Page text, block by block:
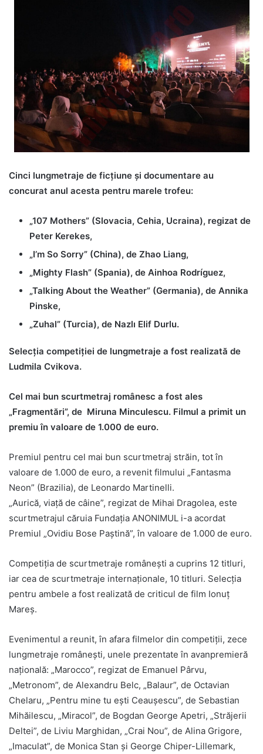
Cinci lungmetraje de ficțiune și documentare au
concurat anul acesta pentru marele trofeu:
„107 Mothers” (Slovacia, Cehia, Ucraina), regizat de
Peter Kerekes,
„I’m So Sorry” (China), de Zhao Liang,
„Mighty Flash” (Spania), de Ainhoa Rodríguez,
„Talking About the Weather” (Germania), de Annika
Pinske,
„Zuhal” (Turcia), de Nazlı Elif Durlu.
Selecția competiției de lungmetraje a fost realizată de
Ludmila Cvikova.
Cel mai bun scurtmetraj românesc a fost ales
„Fragmentări”, de Miruna Minculescu. Filmul a primit un
premiu în valoare de 1.000 de euro.
Premiul pentru cel mai bun scurtmetraj străin, tot în
valoare de 1.000 de euro, a revenit filmului „Fantasma
Neon” (Brazilia), de Leonardo Martinelli.
„Aurică, viață de câine”, regizat de Mihai Dragolea, este
scurtmetrajul căruia Fundația ANONIMUL i-a acordat
Premiul „Ovidiu Bose Paștină”, în valoare de 1.000 de euro.
Competiția de scurtmetraje românești a cuprins 12 titluri,
iar cea de scurtmetraje internaționale, 10 titluri. Selecția
pentru ambele a fost realizată de criticul de film Ionuț
Mareș.
Evenimentul a reunit, în afara filmelor din competiții, zece
lungmetraje românești, unele prezentate în avanpremieră
națională: „Marocco”, regizat de Emanuel Pârvu,
„Metronom”, de Alexandru Belc, „Balaur”, de Octavian
Chelaru, „Pentru mine tu ești Ceaușescu”, de Sebastian
Mihăilescu, „Miracol”, de Bogdan George Apetri, „Străjerii
Deltei”, de Liviu Marghidan, „Crai Nou”, de Alina Grigore,
„Imaculat”, de Monica Stan și George Chiper-Lillemark,